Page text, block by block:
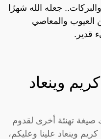
جعله الله شهرًا
العيوب والمعاصي
قدير.
وينعاد
تهنئة أخرى لقدوم
وينعاد علينا وعليكم،